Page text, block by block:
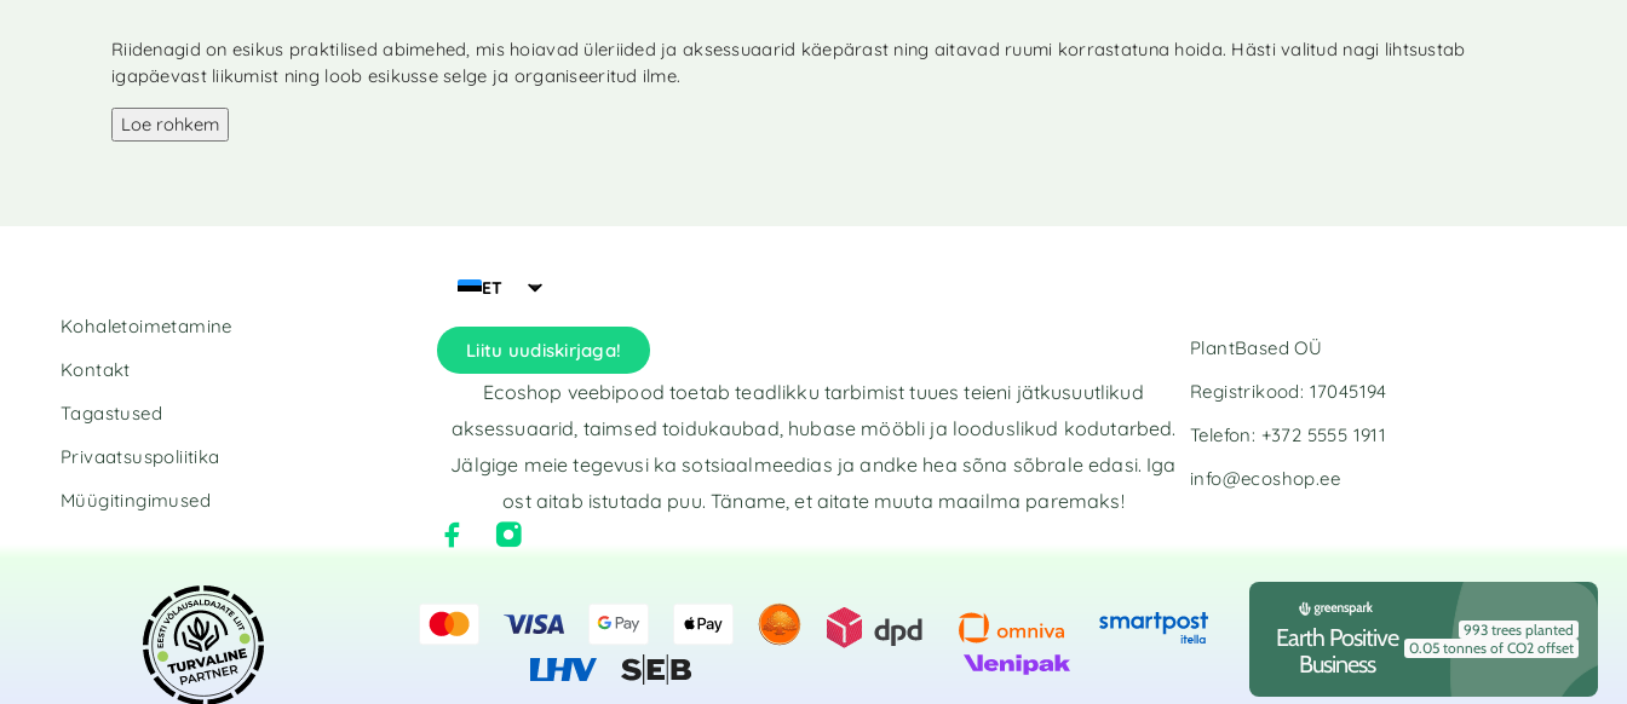
Riidenagid on esikus praktilised abimehed, mis hoiavad üleriided ja aksessuaarid käepärast ning aitavad ruumi korrastatuna hoida. Hästi valitud nagi lihtsustab
igapäevast liikumist ning loob esikusse selge ja organiseeritud ilme.
Loe rohkem
Kohaletoimetamine
Kontakt
Tagastused
Privaatsuspoliitika
Müügitingimused
ET
Liitu uudiskirjaga!
Ecoshop veebipood toetab teadlikku tarbimist tuues teieni jätkusuutlikud
aksessuaarid, taimsed toidukaubad, hubase mööbli ja looduslikud kodutarbed.
Jälgige meie tegevusi ka sotsiaalmeedias ja andke hea sõna sõbrale edasi. Iga
ost aitab istutada puu. Täname, et aitate muuta maailma paremaks!
PlantBased OÜ
Registrikood: 17045194
Telefon: +372 5555 1911
info@ecoshop.ee
Earth Positive
Business
993 trees planted
0.05 tonnes of CO2 offset